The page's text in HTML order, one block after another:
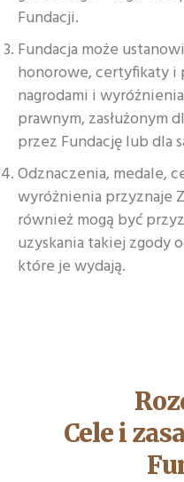
Fundacji.
Fundacja może
honorowe, certyfikaty i
nagrodami i
prawnym, zasłużonym
przez Fundację lub dla
Odznaczenia, medale,
wyróżnienia przyznaje
również mogą być
uzyskania takiej zgody
które je wydają.
Cele i